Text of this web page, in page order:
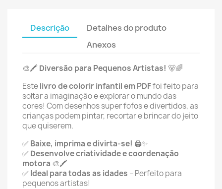
Descrição
Detalhes do produto
Anexos
🎨🖍️ Diversão para Pequenos Artistas! 🐻🌈
Estelivro de colorir infantil em PDFfoi feito para
soltar a imaginação e explorar o mundo das
cores! Com desenhos super fofos e divertidos, as
crianças podem pintar, recortar e brincar do jeito
que quiserem.
✅ Baixe, imprima e divirta-se! 🖨️✨
✅ Desenvolve criatividade e coordenação
motora 🎨🖍️
✅ Ideal para todas as idades – Perfeito para
pequenos artistas!